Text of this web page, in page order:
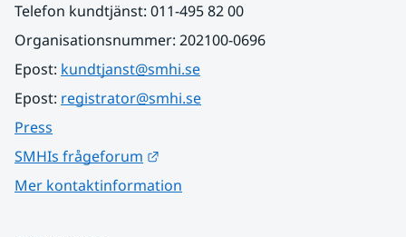
Telefon kundtjänst: 011-495 82 00
Organisationsnummer: 202100-0696
Epost: kundtjanst@smhi.se
Epost: registrator@smhi.se
Press
SMHIs frågeforum
Mer kontaktinformation